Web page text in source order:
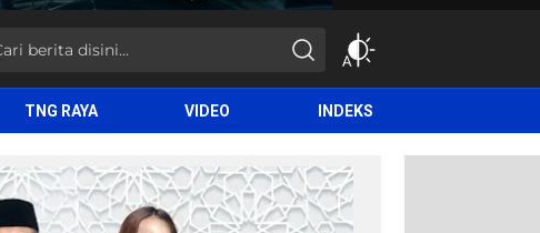
TNG RAYA VIDEO INDEKS